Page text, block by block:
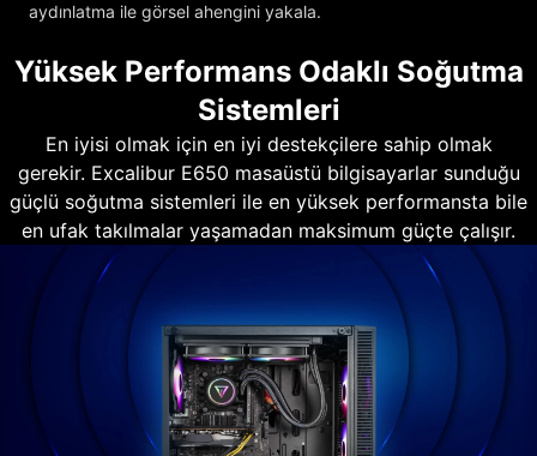
aydınlatma ile görsel ahengini yakala.
Yüksek Performans Odaklı Soğutma
Sistemleri
En iyisi olmak için en iyi destekçilere sahip olmak
gerekir. Excalibur E650 masaüstü bilgisayarlar sunduğu
güçlü soğutma sistemleri ile en yüksek performansta bile
en ufak takılmalar yaşamadan maksimum güçte çalışır.